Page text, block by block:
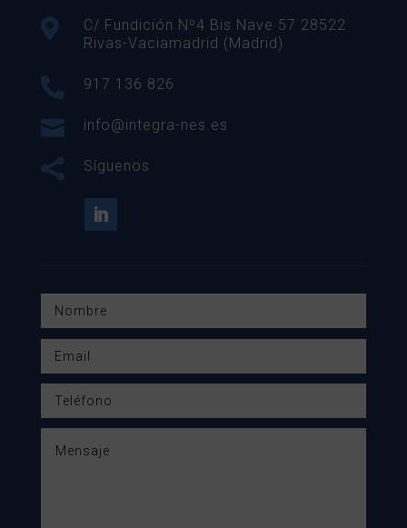

C/ Fundición Nº4 Bis Nave 57 28522
Rivas-Vaciamadrid (Madrid)
 917 136 826
 info@integra-nes.es
 Síguenos